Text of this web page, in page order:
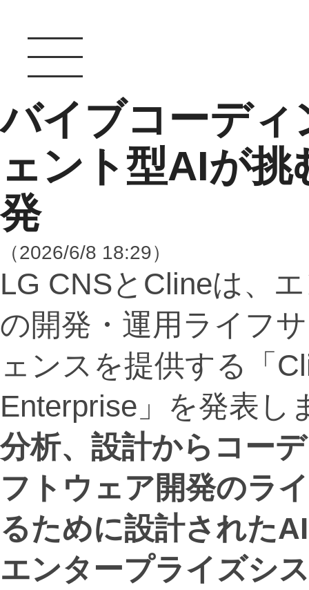
バイブコーデ
ェント型AIが
発
（2026/6/8 18:29）
LG CNSとClineは、
の開発・運用ライフ
ェンスを提供する「
Enterprise」を発表し
分析、設計からコー
フトウェア開発のラ
るために設計された
エンタープライズシ